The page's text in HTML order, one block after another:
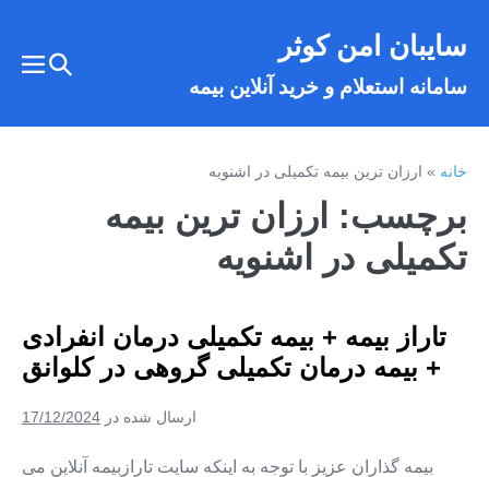
سایبان امن کوثر
سامانه استعلام و خرید آنلاین بیمه
تغییر
خانه»ارزان ترین بیمه تکمیلی در اشنویه
برچسب: ارزان ترین بیمه
تکمیلی در اشنویه
تاراز بیمه + بیمه تکمیلی درمان انفرادی
+ بیمه درمان تکمیلی گروهی در کلوانق
ارسال شده در 17/12/2024
بیمه گذاران عزیز با توجه به اینکه سایت تارازبیمه آنلاین می